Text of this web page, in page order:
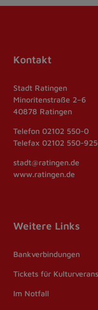
Kontakt
Stadt Ratingen
Minoritenstraße 2–6
40878 Ratingen
Telefon 02102 550-0
Telefax 02102 550-
stadt@ratingen.de
www.ratingen.de
Weitere Links
Bankverbindungen
Tickets für
Im Notfall